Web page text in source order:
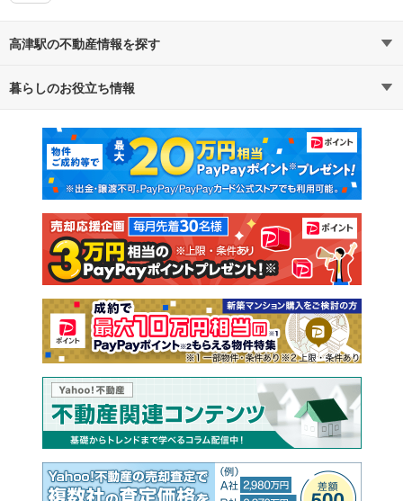
高津駅の不動産情報を探す
不動産・住宅
新築マンション 中古マンション
新築一戸建て 中古一戸建て
注文住宅 土地
売却査定
暮らしのお役立ち情報
マンションカタログ 教えて！住まいの先生